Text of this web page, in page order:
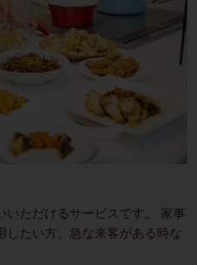
ただけるサービスです。
家事
したい方、急な来客がある時な